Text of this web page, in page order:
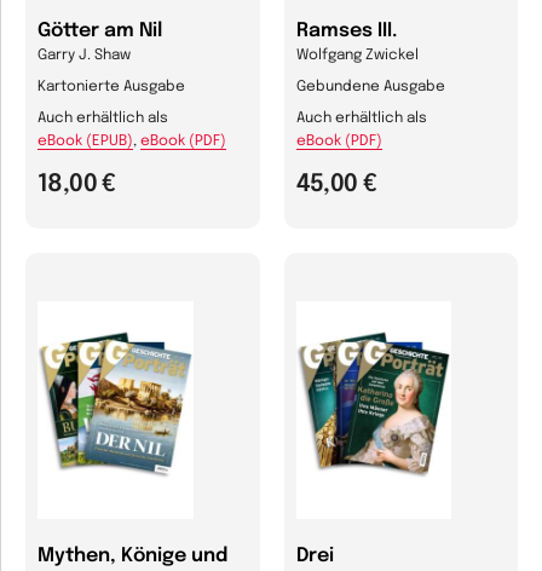
Götter am Nil
Garry J. Shaw
Kartonierte Ausgabe
18,00 €
Auch erhältlich als
eBook (EPUB), eBook (PDF)
Ramses III.
Wolfgang Zwickel
Gebundene Ausgabe
45,00 €
Auch erhältlich als
eBook (PDF)
Mythen, Könige und
Drei